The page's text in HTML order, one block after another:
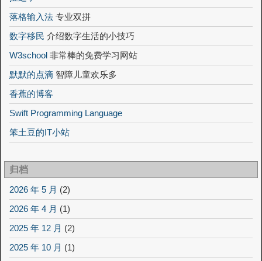
落格输入法 专业双拼
数字移民 介绍数字生活的小技巧
W3school 非常棒的免费学习网站
默默的点滴 智障儿童欢乐多
香蕉的博客
Swift Programming Language
笨土豆的IT小站
归档
2026 年 5 月 (2)
2026 年 4 月 (1)
2025 年 12 月 (2)
2025 年 10 月 (1)